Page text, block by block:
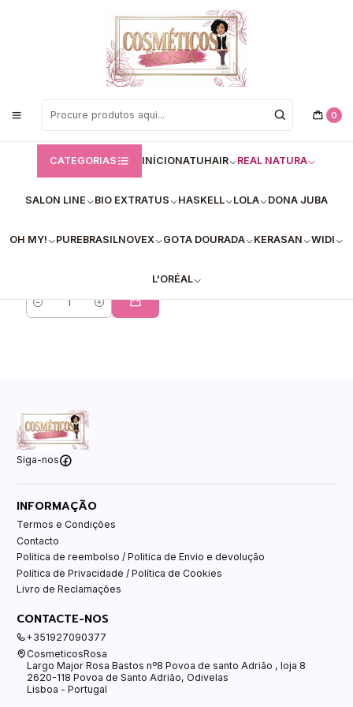
0
CATEGORIAS INÍCIONATUHAIR REAL NATURA
SALON LINE BIO EXTRATUS HASKELL LOLA DONA JUBA
OH MY! PUREBRASILNOVEX GOTA DOURADA KERASAN WIDI
L'ORÉAL
Bem vindos a Loja de Cosméticos Rosa!
Ampolas
Ampolas
Ampolas Pro-Heda
Quantidade
Siga-nos
INFORMAÇÃO
Termos e Condições
Contacto
Politica de reembolso / Politica de Envio e devolução
Política de Privacidade / Política de Cookies
Livro de Reclamações
CONTACTE-NOS
+351927090377
CosmeticosRosa
Largo Major Rosa Bastos nº8 Povoa de santo Adrião , loja 8
2620-118 Povoa de Santo Adrião, Odivelas
Lisboa - Portugal